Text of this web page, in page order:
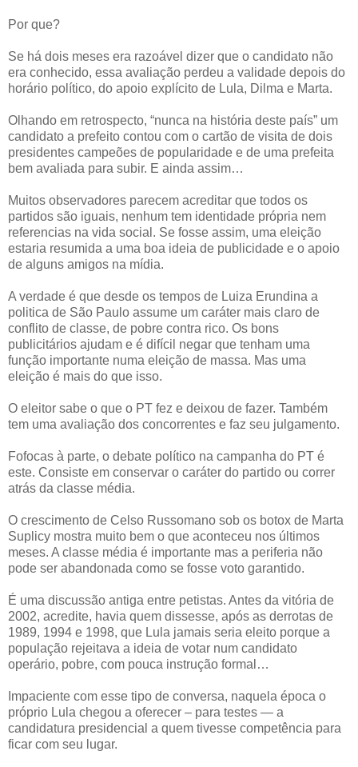
Por que?
Se há dois meses era razoável dizer que o candidato não
era conhecido, essa avaliação perdeu a validade depois do
horário político, do apoio explícito de Lula, Dilma e Marta.
Olhando em retrospecto, “nunca na história deste país” um
candidato a prefeito contou com o cartão de visita de dois
presidentes campeões de popularidade e de uma prefeita
bem avaliada para subir. E ainda assim…
Muitos observadores parecem acreditar que todos os
partidos são iguais, nenhum tem identidade própria nem
referencias na vida social. Se fosse assim, uma eleição
estaria resumida a uma boa ideia de publicidade e o apoio
de alguns amigos na mídia.
A verdade é que desde os tempos de Luiza Erundina a
politica de São Paulo assume um caráter mais claro de
conflito de classe, de pobre contra rico. Os bons
publicitários ajudam e é difícil negar que tenham uma
função importante numa eleição de massa. Mas uma
eleição é mais do que isso.
O eleitor sabe o que o PT fez e deixou de fazer. Também
tem uma avaliação dos concorrentes e faz seu julgamento.
Fofocas à parte, o debate político na campanha do PT é
este. Consiste em conservar o caráter do partido ou correr
atrás da classe média.
O crescimento de Celso Russomano sob os botox de Marta
Suplicy mostra muito bem o que aconteceu nos últimos
meses. A classe média é importante mas a periferia não
pode ser abandonada como se fosse voto garantido.
É uma discussão antiga entre petistas. Antes da vitória de
2002, acredite, havia quem dissesse, após as derrotas de
1989, 1994 e 1998, que Lula jamais seria eleito porque a
população rejeitava a ideia de votar num candidato
operário, pobre, com pouca instrução formal…
Impaciente com esse tipo de conversa, naquela época o
próprio Lula chegou a oferecer – para testes — a
candidatura presidencial a quem tivesse competência para
ficar com seu lugar.